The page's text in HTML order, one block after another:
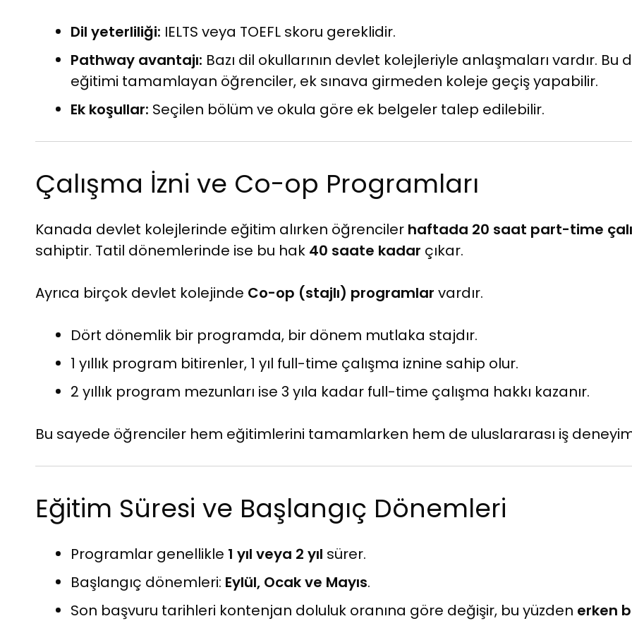
Dil yeterliliği: IELTS veya TOEFL skoru gereklidir.
Pathway avantajı: Bazı dil okullarının devlet kolejleriyle anlaşmaları vardır. Bu
eğitimi tamamlayan öğrenciler, ek sınava girmeden koleje geçiş yapabilir.
Ek koşullar: Seçilen bölüm ve okula göre ek belgeler talep edilebilir.
Çalışma İzni ve Co-op Programları
Kanada devlet kolejlerinde eğitim alırken öğrenciler haftada 20 saat part-time
sahiptir. Tatil dönemlerinde ise bu hak 40 saate kadar çıkar.
Ayrıca birçok devlet kolejinde Co-op (stajlı) programlar vardır.
Dört dönemlik bir programda, bir dönem mutlaka stajdır.
1 yıllık program bitirenler, 1 yıl full-time çalışma iznine sahip olur.
2 yıllık program mezunları ise 3 yıla kadar full-time çalışma hakkı kazanır.
Bu sayede öğrenciler hem eğitimlerini tamamlarken hem de uluslararası iş
Eğitim Süresi ve Başlangıç Dönemleri
Programlar genellikle 1 yıl veya 2 yıl sürer.
Başlangıç dönemleri: Eylül, Ocak ve Mayıs.
Son başvuru tarihleri kontenjan doluluk oranına göre değişir, bu yüzden erken